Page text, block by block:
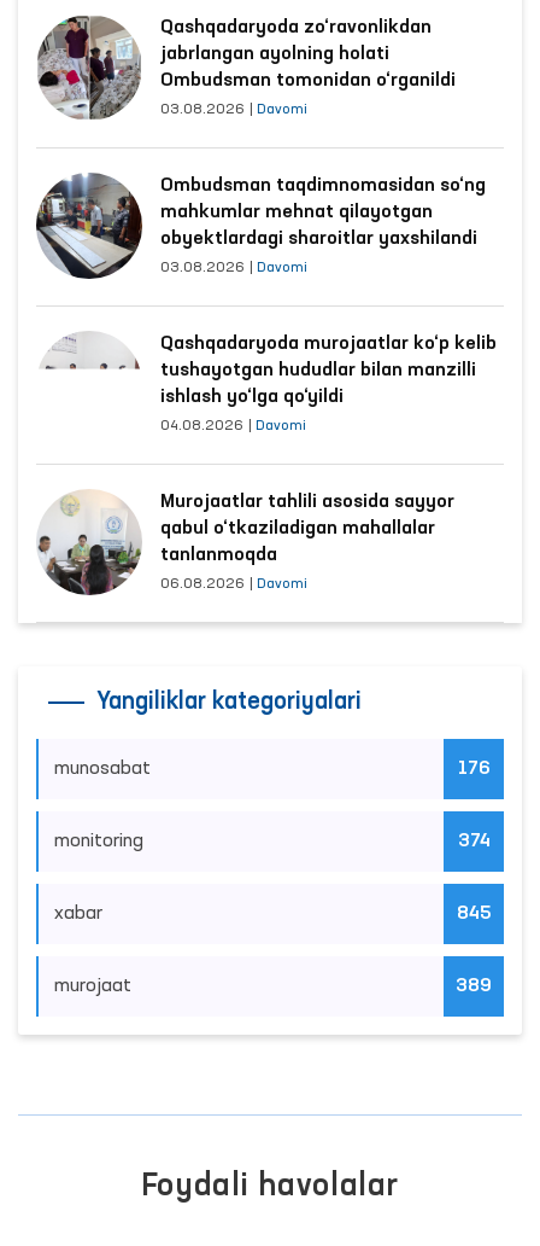
Qashqadaryoda zo‘ravonlikdan
jabrlangan ayolning holati
Ombudsman tomonidan o‘rganildi
03.08.2026 Davomi
Ombudsman taqdimnomasidan so‘ng
mahkumlar mehnat qilayotgan
obyektlardagi sharoitlar yaxshilandi
03.08.2026 Davomi
Qashqadaryoda murojaatlar ko‘p kelib
tushayotgan hududlar bilan manzilli
ishlash yo‘lga qo‘yildi
04.08.2026 Davomi
Murojaatlar tahlili asosida sayyor
qabul o‘tkaziladigan mahallalar
tanlanmoqda
06.08.2026 Davomi
Yangiliklar kategoriyalari
munosabat 176
monitoring 374
xabar 845
murojaat 389
Foydali havolalar